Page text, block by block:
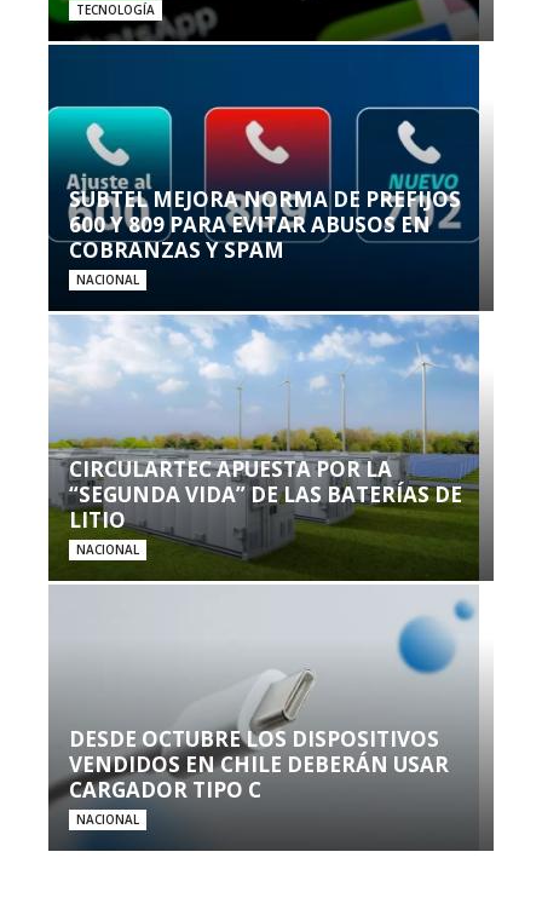
TECNOLOGÍA
SUBTEL MEJORA NORMA DE PREFIJOS
600 Y 809 PARA EVITAR ABUSOS EN
COBRANZAS Y SPAM
NACIONAL
CIRCULARTEC APUESTA POR LA
“SEGUNDA VIDA” DE LAS BATERÍAS DE
LITIO
NACIONAL
DESDE OCTUBRE LOS DISPOSITIVOS
VENDIDOS EN CHILE DEBERÁN USAR
CARGADOR TIPO C
NACIONAL